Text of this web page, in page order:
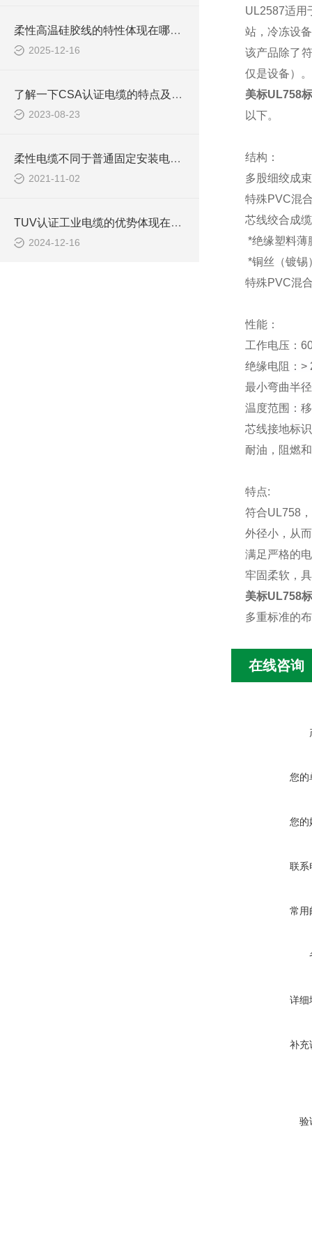
柔性高温硅胶线的特性体现在哪些方面？
2025-12-16
了解一下CSA认证电缆的特点及优势把
2023-08-23
柔性电缆不同于普通固定安装电缆，在安装中请参照如下的安装与注意事项
2021-11-02
TUV认证工业电缆的优势体现在哪些方面？
2024-12-16
UL2587适用
站，冷冻设
该产品除了
仅是设备）。
美标UL758
以下。
结构：
多股细绞成
特殊PVC混
芯线绞合成缆
*绝缘塑料薄
*铜丝（镀锡
特殊PVC混
性能：
工作电压：
绝缘电阻： >
最小弯曲半
温度范围：
芯线接地标
耐油，阻燃
特点:
符合UL758
外径小，从
满足严格的
牢固柔软，
美标UL758
多重标准的
在线咨询
您的
您的
联系
常用
详细
补充
验